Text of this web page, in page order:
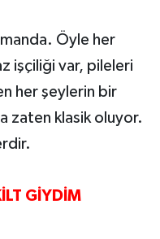
Öyle her
işçiliği var, pileleri
her şeylerin bir
zaten klasik oluyor.
GİYDİM